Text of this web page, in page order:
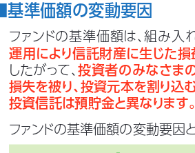
■基準価額の変動要因
ファンドの基準価額は、組み入
運用により信託財産に生じた
したがって、投資者のみなさま
損失を被り、投資元本を割り込
投資信託は預貯金と異なります。
ファンドの基準価額の変動要因